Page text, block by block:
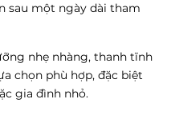
sau một ngày dài tham
nhẹ nhàng, thanh tĩnh
chọn phù hợp, đặc biệt
gia đình nhỏ.